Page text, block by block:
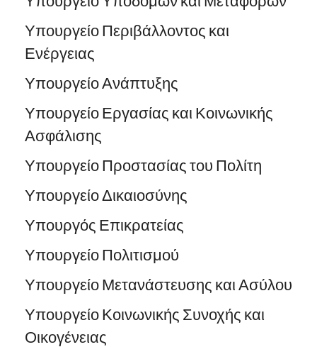
Υπουργείο Περιβάλλοντος και
Ενέργειας
Υπουργείο Ανάπτυξης
Υπουργείο Εργασίας και Κοινωνικής
Ασφάλισης
Υπουργείο Προστασίας του Πολίτη
Υπουργείο Δικαιοσύνης
Υπουργός Επικρατείας
Υπουργείο Πολιτισμού
Υπουργείο Μετανάστευσης και Ασύλου
Υπουργείο Κοινωνικής Συνοχής και
Οικογένειας